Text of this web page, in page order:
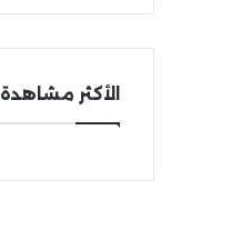
الأكثر مشاهدة